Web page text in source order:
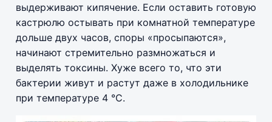
выдерживают кипячение. Если оставить готовую
кастрюлю остывать при комнатной температуре
дольше двух часов, споры «просыпаются»,
начинают стремительно размножаться и
выделять токсины. Хуже всего то, что эти
бактерии живут и растут даже в холодильнике
при температуре 4 °C.